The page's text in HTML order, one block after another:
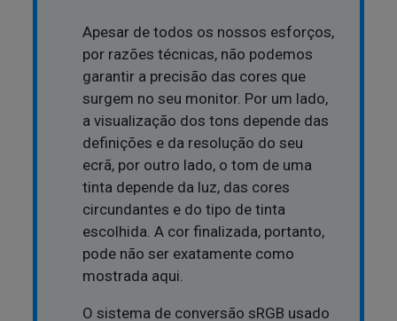
Apesar de todos os nossos esforços,
por razões técnicas, não podemos
garantir a precisão das cores que
surgem no seu monitor. Por um lado,
a visualização dos tons depende das
definições e da resolução do seu
ecrã, por outro lado, o tom de uma
tinta depende da luz, das cores
circundantes e do tipo de tinta
escolhida. A cor finalizada, portanto,
pode não ser exatamente como
mostrada aqui.
O sistema de conversão sRGB usado